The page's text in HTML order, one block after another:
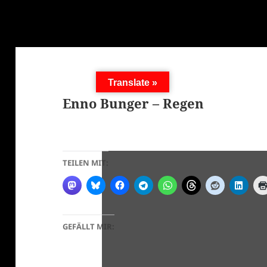
Enno Bunger – Regen
TEILEN MIT:
GEFÄLLT MIR:
Translate »